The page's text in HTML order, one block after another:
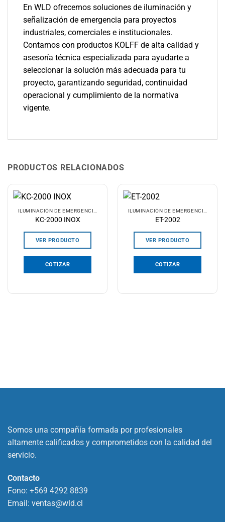
En WLD ofrecemos soluciones de iluminación y
señalización de emergencia para proyectos
industriales, comerciales e institucionales.
Contamos con productos KOLFF de alta calidad y
asesoría técnica especializada para ayudarte a
seleccionar la solución más adecuada para tu
proyecto, garantizando seguridad, continuidad
operacional y cumplimiento de la normativa
vigente.
PRODUCTOS RELACIONADOS
KC-2000 INOX
VER PRODUCTO
COTIZAR
ET-2002
VER PRODUCTO
COTIZAR
Somos una compañía formada por profesionales
altamente calificados y comprometidos con la calidad del
servicio.
Contacto
Fono: +569 4292 8839
Email: ventas@wld.cl